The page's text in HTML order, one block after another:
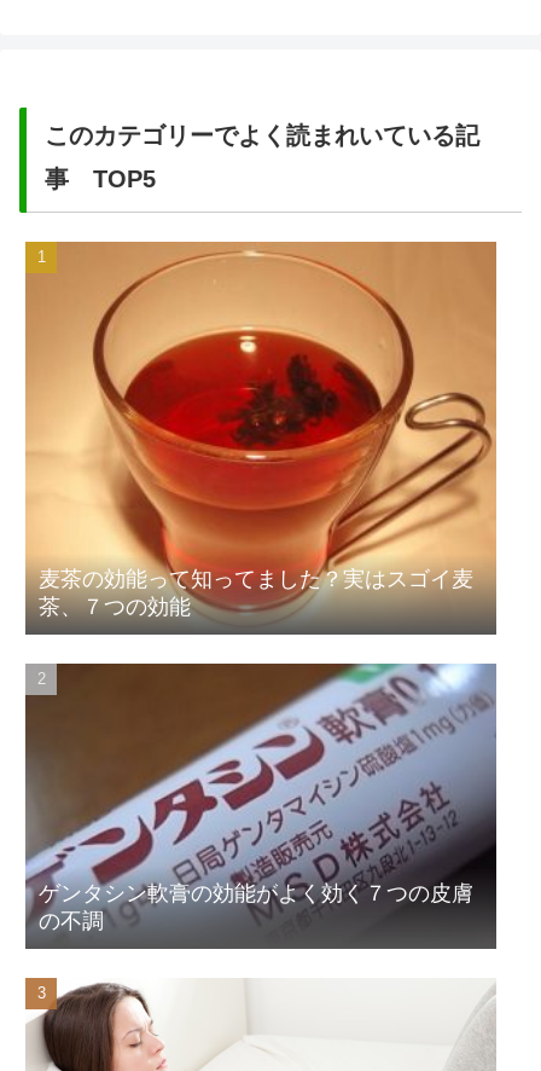
このカテゴリーでよく読まれいている記
事 TOP5
麦茶の効能って知ってました？実はスゴイ麦
茶、７つの効能
ゲンタシン軟膏の効能がよく効く７つの皮膚
の不調